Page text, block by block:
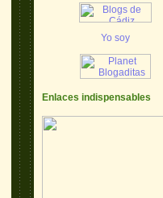
Enlaces indispensables